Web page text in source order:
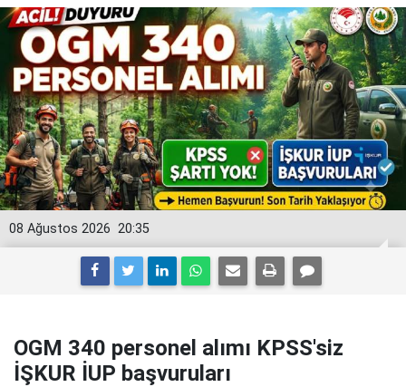
20:35
08 Ağustos 2026
OGM 340 personel alımı KPSS'siz
İŞKUR İUP başvuruları